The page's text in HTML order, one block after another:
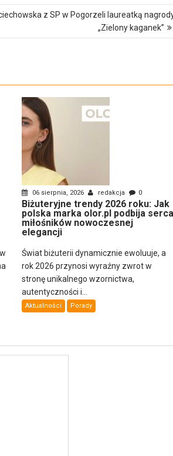
z SP w Pogorzeli laureatką
„Zielony kaganek”
06 sierpnia, 2026 redakcja 0
Biżuteryjne trendy 2026 roku: Jak
polska marka olor.pl podbija serca
miłośników nowoczesnej
elegancji
Świat biżuterii dynamicznie ewoluuje, a
rok 2026 przynosi wyraźny zwrot w
stronę unikalnego wzornictwa,
autentyczności i...
Aktualności Porady